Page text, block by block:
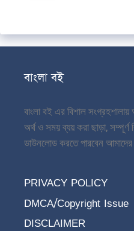
বাংলা বই
বাংলা বই এর বিশাল
অর্থ ও সময় ব্যয় করা ছাড়া, সম্পূর্ণ
ডাউনলোড করতে পারবেন
PRIVACY POLICY
DMCA/Copyright Issue
DISCLAIMER